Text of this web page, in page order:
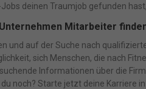
deinen Traumjob gefunden
Mitarbeiter
und auf der Suche nach
sich Menschen, die nach
Informationen über die
noch? Starte jetzt deine Karriere